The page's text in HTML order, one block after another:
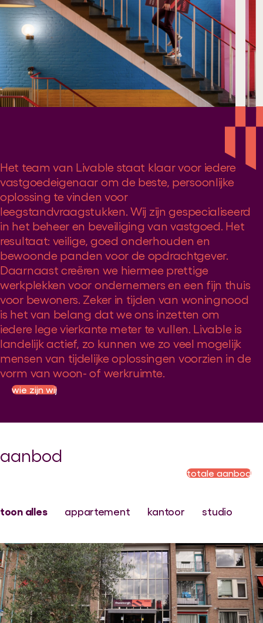
Het team van Livable staat klaar voor iedere
vastgoedeigenaar om de beste, persoonlijke
oplossing te vinden voor
leegstandvraagstukken. Wij zijn gespecialiseerd
in het beheer en beveiliging van vastgoed. Het
resultaat: veilige, goed onderhouden en
bewoonde panden voor de opdrachtgever.
Daarnaast creëren we hiermee prettige
werkplekken voor ondernemers en een fijn thuis
voor bewoners. Zeker in tijden van woningnood
is het van belang dat we ons inzetten om
iedere lege vierkante meter te vullen. Livable is
landelijk actief, zo kunnen we zo veel mogelijk
mensen van tijdelijke oplossingen voorzien in de
vorm van woon- of werkruimte.
wie zijn wij
aanbod
totale aanbod
toon alles appartement kantoor studio